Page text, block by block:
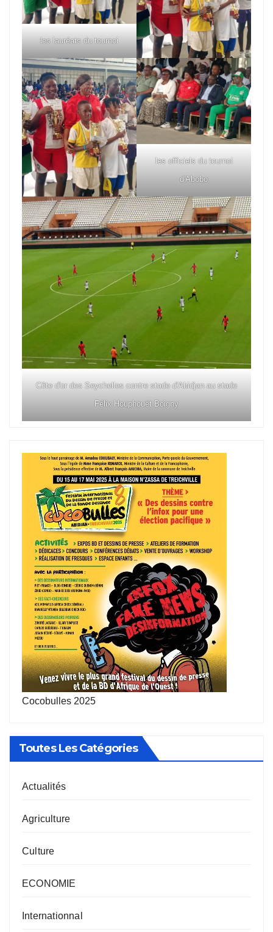
les lauréats du tournoi
les officiels du tournoi
d'Abobo
Côte d'or des Seychelles contre stade d'Abidjan au stade
Félix Houphouët Boigny
Cocobulles 2025
Toutes Les Catégories
Actualités
Agriculture
Culture
ECONOMIE
Internationnal